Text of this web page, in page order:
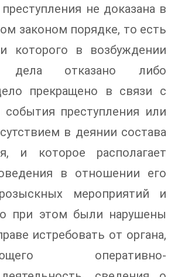
не доказана в
законом порядке, то есть
которого в возбуждении
дела отказано либо
прекращено в связи с
события преступления или
в деянии состава
и которое располагает
в отношении его
розыскных мероприятий и
при этом были нарушены
истребовать от органа,
оперативно-